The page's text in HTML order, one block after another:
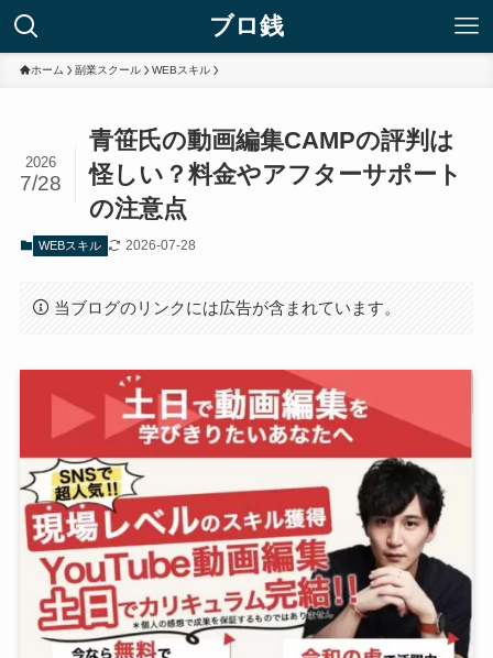
ブロ銭
ホーム 副業スクール WEBスキル
青笹氏の動画編集CAMPの評判は
怪しい？料金やアフターサポート
の注意点
2026
7/28
WEBスキル 2026-07-28
当ブログのリンクには広告が含まれています。